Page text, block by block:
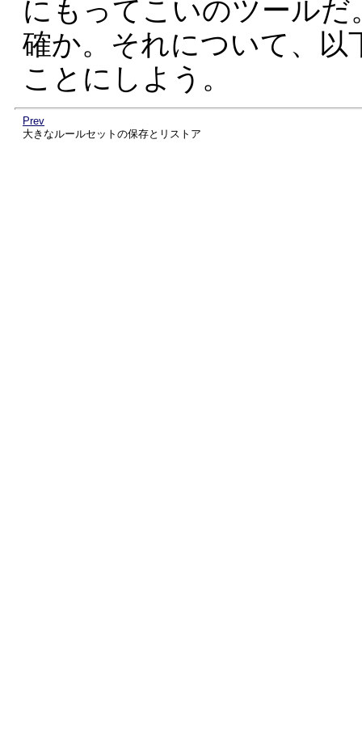
にもってこいのツール
確か。それについて、
ことにしよう。
Prev
大きなルールセットの保存とリストア